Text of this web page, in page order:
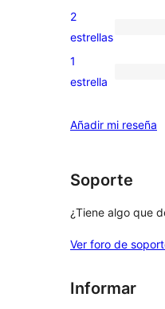
valoraciones
de
0
valoraciones
de
estrellas
2
estrellas
0
de
1
estrella
Añadir mi reseña
Soporte
¿Tiene algo que
Ver foro de
Informar